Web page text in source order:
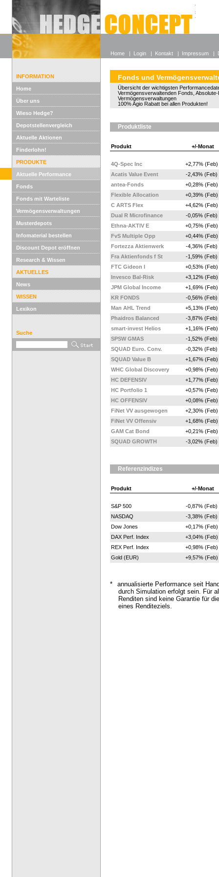
Alle
Wieso
INFORMATION
Home
Über uns
Wieso Hedge?
Depotstellenvergleich
Aktuelle Aktionen
Finderlohn!
PRODUKTE
Aktuelle Performance
Fonds
Fonds mit Warteliste
Vermögensverwaltungen
Musterdepots
Infomaterial bestellen
Discount Depot eröffnen
Research & Wissen
AKTUELLES
News
WISSEN
Lexikon
Suche
Fonds und
Übersicht der wichtigsten
Vermögensverwaltenden Fonds,
Vermögensverwaltungen
100% Agio Rabatt bei allen Produkten!
Produktliste
Produkt +/-Monat
4Q-Spec Inc
+2,77% (Feb)
Acatis Value Event
-2,43% (Feb)
antea-Fonds
+0,28% (Feb)
Flexible Allocation
+0,39% (Feb)
C ARTS Flex
+4,62% (Feb)
Dual R Microfinance
-0,05% (Feb)
Ethna-AKTIV E
+0,75% (Feb)
FvS Multiple Opp
+0,44% (Feb)
Fortezza Aktienwerk
-4,36% (Feb)
Fra Aktienfonds f St
-1,59% (Feb)
FTC Gideon I
+0,53% (Feb)
Invesco Bal-Risk
+3,12% (Feb)
JPM Global Income
+1,69% (Feb)
KR FONDS
-0,56% (Feb)
Man AHL Trend
+5,13% (Feb)
Phaidros Balanced
-3,87% (Feb)
smart-invest Helios
+1,16% (Feb)
SPSW GMAS
-1,52% (Feb)
SQUAD Euro. Conv.
-0,32% (Feb)
SQUAD Value B
+1,67% (Feb)
WHC Global Discovery
+0,98% (Feb)
HC DEFENSIV
+1,77% (Feb)
HC Portfolio 1
+0,57% (Feb)
HC OFFENSIV
+0,08% (Feb)
FiNet VV ausgewogen
+2,30% (Feb)
FiNet VV Offensiv
+1,68% (Feb)
GAM Cat Bond
+0,21% (Feb)
SQUAD GROWTH
-3,02% (Feb)
Referenzindizes
Produkt +/-Monat
S&P 500
-0,87% (Feb)
NASDAQ
-3,38% (Feb)
Dow Jones
+0,17% (Feb)
DAX Perf. Index
+3,04% (Feb)
REX Perf. Index
+0,98% (Feb)
Gold (EUR)
+9,57% (Feb)
*
annualisierte Performance seit
durch Simulation erfolgt sein. Für
Renditen sind keine Garantie für
eines Renditeziels.
Home | Login | Kontakt | Impressum |